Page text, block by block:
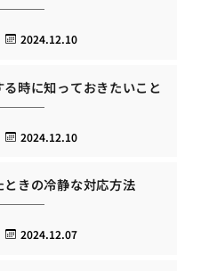
2024.12.10
時に知っておきたいこと
2024.12.10
ときの冷静な対応方法
2024.12.07